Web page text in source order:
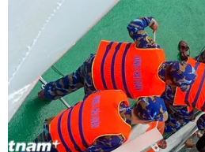
Đội tuyển Việt Nam
xếp hạng FIFA tháng 10
26/10/2023 13:44
Dù để thua Trung Quốc và Hàn
Days, Đội tuyển Việt Nam vẫn
trên bảng xếp hạng FIFA tháng